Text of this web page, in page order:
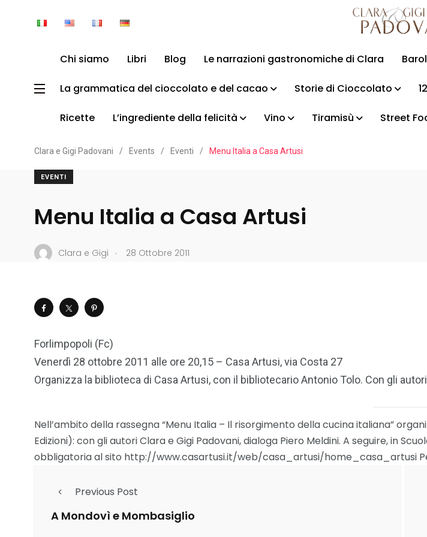
Chi siamo Libri Blog Le narrazioni gastronomiche di Clara
La grammatica del cioccolato e del cacao Storie di Cioccolato
Ricette L’ingrediente della felicità Vino Tiramisù Street
Clara e Gigi Padovani / Events / Eventi / Menu Italia a Casa Artusi
EVENTI
Menu Italia a Casa Artusi
Clara e Gigi . 28 Ottobre 2011
Forlimpopoli (Fc)
Venerdì 28 ottobre 2011 alle ore 20,15 – Casa Artusi, via Costa 27
Organizza la biblioteca di Casa Artusi, con il bibliotecario Antonio Tolo. Con gli
Nell’ambito della rassegna “Menu Italia – Il risorgimento della cucina italiana”
Edizioni): con gli autori Clara e Gigi Padovani, dialoga Piero Meldini. A seguire, in
obbligatoria al sito http://www.casartusi.it/web/casa_artusi/home_casa_artusi
Previous Post
A Mondovì e Mombasiglio